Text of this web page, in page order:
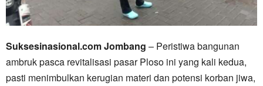
Suksesinasional.com Jombang – Peristiwa bangunan
ambruk pasca revitalisasi pasar Ploso ini yang kali kedua,
pasti menimbulkan kerugian materi dan potensi korban jiwa,